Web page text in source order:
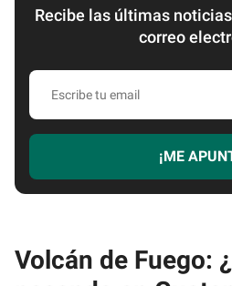
Recibe las últimas
correo
Escribe
email
¡ME
Volcán de Fuego: